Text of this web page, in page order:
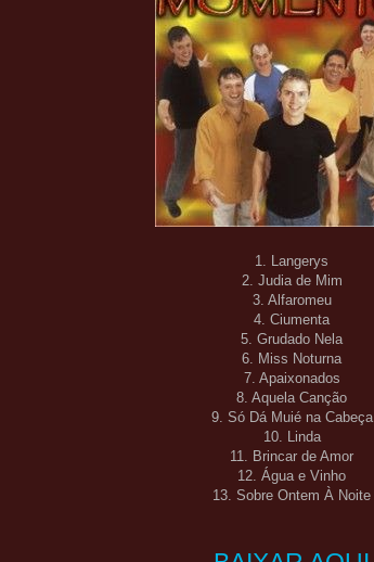
1. Langerys
2. Judia de Mim
3. Alfaromeu
4. Ciumenta
5. Grudado Nela
6. Miss Noturna
7. Apaixonados
8. Aquela Canção
9. Só Dá Muié na Cabeça
10. Linda
11. Brincar de Amor
12. Água e Vinho
13. Sobre Ontem À Noite